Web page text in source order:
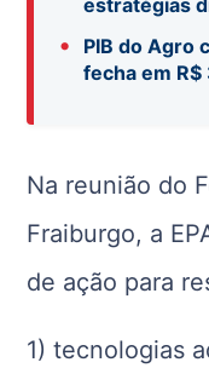
•
PIB do Agro
fecha em
Na reunião do
Fraiburgo, a
de ação para
1) tecnologias